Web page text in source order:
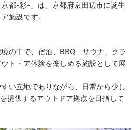
京都-彩-」は、京都府京田辺市に誕生
施設です。
の中で、宿泊、BBQ、サウナ、クラ
トドア体験を楽しめる施設として展
い立地でありながら、日常から少し
提供するアウトドア拠点を目指して